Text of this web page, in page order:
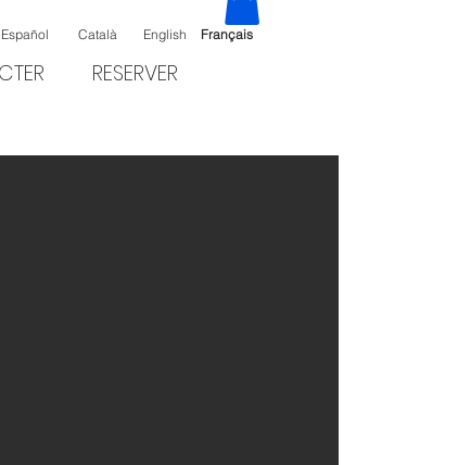
Español Català English Français
RESERVER